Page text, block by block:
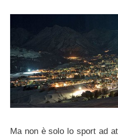
Ma non è solo lo sport ad